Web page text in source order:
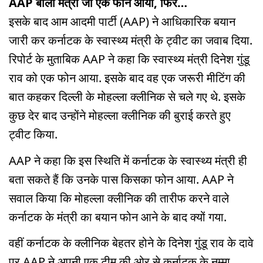
इसके बाद आम आदमी पार्टी (AAP) ने आधिकारिक बयान
जारी कर कर्नाटक के स्वास्थ्य मंत्री के ट्वीट का जवाब दिया.
रिपोर्ट के मुताबिक AAP ने कहा कि स्वास्थ्य मंत्री दिनेश गुंडू
राव को एक फोन आया. इसके बाद वह एक जरूरी मीटिंग की
बात कहकर दिल्ली के मोहल्ला क्लीनिक से चले गए थे. इसके
कुछ देर बाद उन्होंने मोहल्ला क्लीनिक की बुराई करते हुए
ट्वीट किया.
AAP ने कहा कि इस स्थिति में कर्नाटक के स्वास्थ्य मंत्री ही
बता सकते हैं कि उनके पास किसका फोन आया. AAP ने
सवाल किया कि मोहल्ला क्लीनिक की तारीफ करने वाले
कर्नाटक के मंत्री का बयान फोन आने के बाद क्यों गया.
वहीं कर्नाटक के क्लीनिक बेहतर होने के दिनेश गुंडू राव के दावे